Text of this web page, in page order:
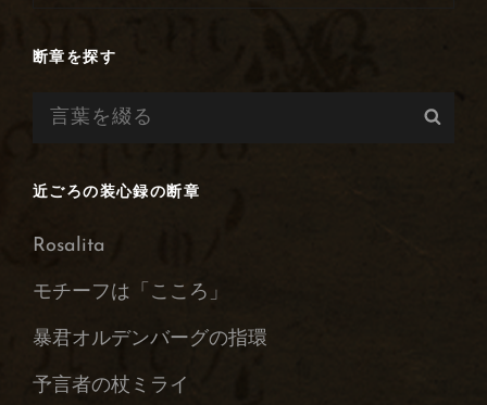
投
断章を探す
検
近ごろの装心録の断章
Rosalita
モチーフは「こころ」
暴君オルデンバーグの指環
予言者の杖ミライ